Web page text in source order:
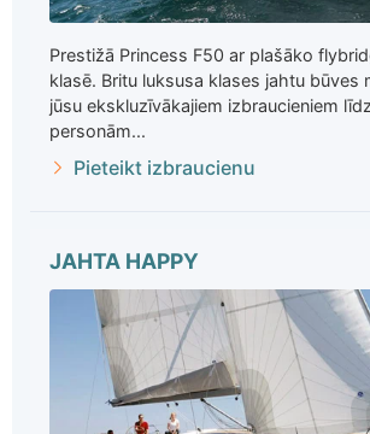
Prestižā Princess F50 ar plašāko
klasē. Britu luksusa klases jahtu būves
jūsu ekskluzīvākajiem izbraucieniem
personām...
Pieteikt izbraucienu
JAHTA HAPPY